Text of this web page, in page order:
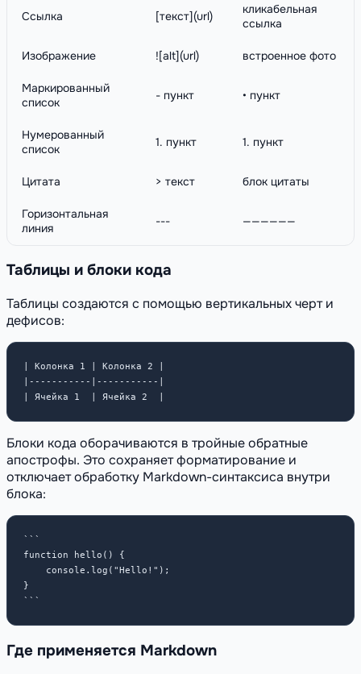
Ссылка [текст](url)
кликабельная
ссылка
Изображение ![alt](url) встроенное фото
Маркированный
список
- пункт • пункт
Нумерованный
список
1. пункт 1. пункт
Цитата > текст блок цитаты
Горизонтальная
линия
--- ——————
Таблицы и блоки кода
Таблицы создаются с помощью вертикальных черт и
дефисов:
| Колонка 1 | Колонка 2 |
|-----------|-----------|
| Ячейка 1  | Ячейка 2  |
Блоки кода оборачиваются в тройные обратные
апострофы. Это сохраняет форматирование и
отключает обработку Markdown-синтаксиса внутри
блока:
```
function hello() {
    console.log("Hello!");
}
```
Где применяется Markdown